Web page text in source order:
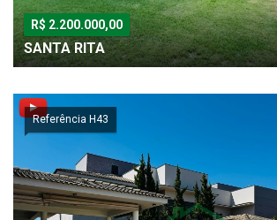
R$ 2.200.000,00
SANTA RITA
Referência H43